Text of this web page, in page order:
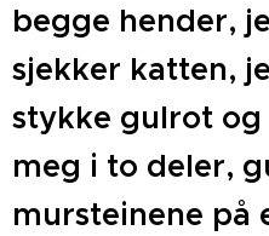
begge hender,
sjekker katten,
stykke gulrot og
meg i to deler,
mursteinene på